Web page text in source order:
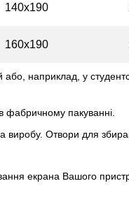
140х190
160х190
наприклад, у
фабричному пакуванні.
Отвори для
екрана Вашого